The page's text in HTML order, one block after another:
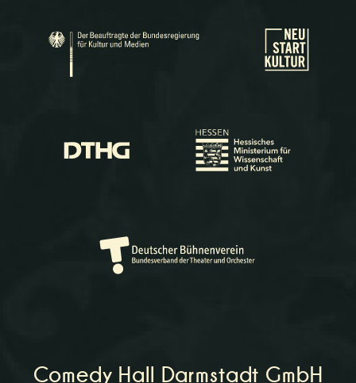
Comedy Hall Darmstadt GmbH